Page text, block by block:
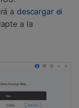
a descargar el
a la